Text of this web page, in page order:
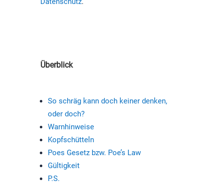
Überblick
So schräg kann doch keiner denken,
oder doch?
Warnhinweise
Kopfschütteln
Poes Gesetz bzw. Poe’s Law
Gültigkeit
P.S.